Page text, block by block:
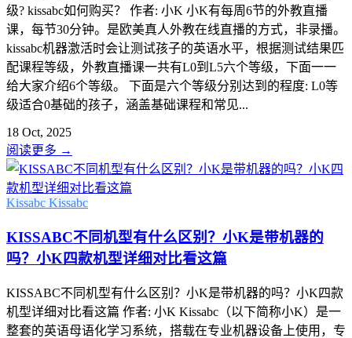
级? kissabc如何购买？ 作者: 小K 小K有每周6节的外教直播
课，每节30分钟。是欧美真人外教在线直播的方式，非录播。
kissabc机器激活时会让测试孩子的英语水平，根据测试结果匹
配课程等级，外教直播课一共有L0到L5六个等级，下面一一
给大家介绍6个等级。 下面是六个等级分别达到的程度: L0等
级适合0基础的孩子，涵盖基础课程和常见...
18 Oct, 2025
阅读更多 →
Kissabc Kissabc
KISSABC不同机型有什么区别？小K是带机器的
吗？小K四款机型详细对比看这篇
KISSABC不同机型有什么区别？小K是带机器的吗？小K四款
机型详细对比看这篇 作者: 小K Kissabc（以下简称小K）是一
整套的英语母语化学习系统，搭载在专业机器设备上使用，专